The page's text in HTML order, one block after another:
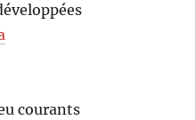
courants